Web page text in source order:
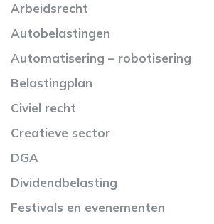
Arbeidsrecht
Autobelastingen
Automatisering – robotisering
Belastingplan
Civiel recht
Creatieve sector
DGA
Dividendbelasting
Festivals en evenementen